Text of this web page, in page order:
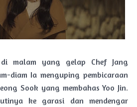
di malam yang gelap Chef Jang
diam Ia menguping pembicaraan
Sook yang membahas Yoo Jin.
ke garasi dan mendengar